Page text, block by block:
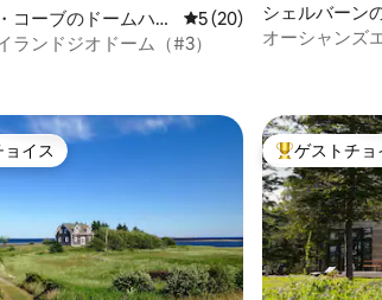
コーブのドームハウ
レビュー20件、5つ星中
5 (20)
ランドジオドーム（#3）
シェルバーン
オーシャンズ
トチョイスです。
イス 大好評のゲ
ゲストチョ